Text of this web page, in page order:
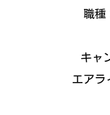
職種
キャ
エアラ